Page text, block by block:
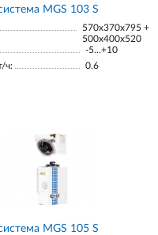
MGS 103 S
570x370x795 +
500x400x520
-5...+10
ч:
0.6
MGS 105 S